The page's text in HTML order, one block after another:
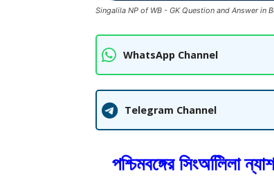
Singalila NP of WB - GK Question and Answer in
WhatsApp Channel
Telegram Channel
পশ্চিমবঙ্গের সিংঅলিিলা